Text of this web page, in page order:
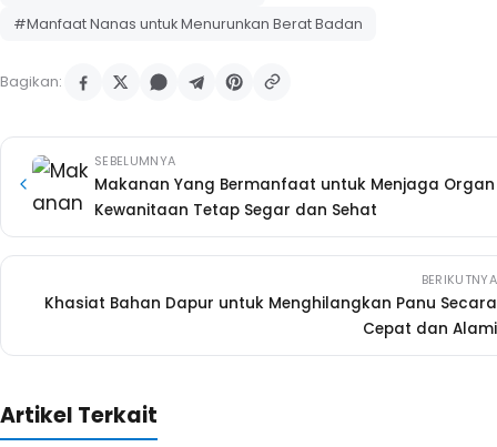
#Manfaat Nanas untuk Menurunkan Berat Badan
Bagikan:
SEBELUMNYA
Makanan Yang Bermanfaat untuk Menjaga Organ
Kewanitaan Tetap Segar dan Sehat
BERIKUTNYA
Khasiat Bahan Dapur untuk Menghilangkan Panu Secara
Cepat dan Alami
Artikel Terkait